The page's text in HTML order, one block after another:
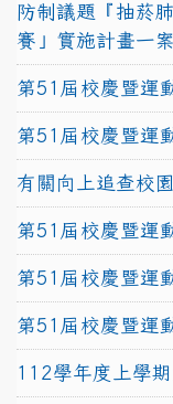
防制議題『抽菸
賽」實施計畫一
第51屆校慶暨運
第51屆校慶暨運
有關向上追查校
第51屆校慶暨運
第51屆校慶暨運
第51屆校慶暨運
112學年度上學